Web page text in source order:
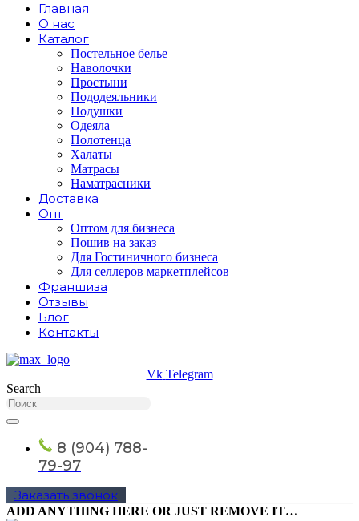
Главная
О нас
Каталог
Постельное белье
Наволочки
Простыни
Пододеяльники
Подушки
Одеяла
Полотенца
Халаты
Матрасы
Наматрасники
Доставка
Опт
Оптом для бизнеса
Пошив на заказ
Для Гостиничного бизнеса
Для селлеров маркетплейсов
Франшиза
Отзывы
Блог
Контакты
Vk Telegram
Search
8 (904) 788-
79-97
Заказать звонок
ADD ANYTHING HERE OR JUST REMOVE IT…